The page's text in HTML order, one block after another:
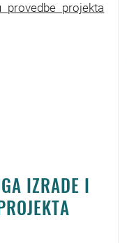
projekta
IZRADE I